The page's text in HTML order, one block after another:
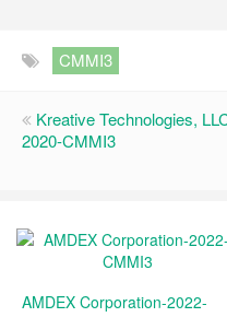
CMMI3
Kreative Technologies,
2020-CMMI3
AMDEX Corporation-2022-